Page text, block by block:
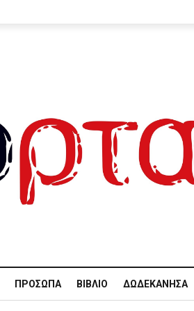
ΠΡΌΣΩΠΑ ΒΙΒΛΊΟ ΔΩΔΕΚΆΝΗΣΑ